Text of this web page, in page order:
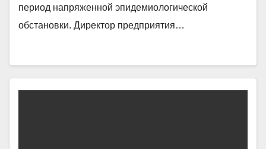
период напряженной эпидемиологической
обстановки. Директор предприятия…